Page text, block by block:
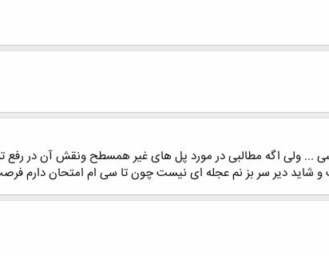
... ولی اگه مطالبی در مورد پل های غیر همسطح ونقش آن در
و شاید دیر سر بز نم عجله ای نیست چون تا سی ام امتحان